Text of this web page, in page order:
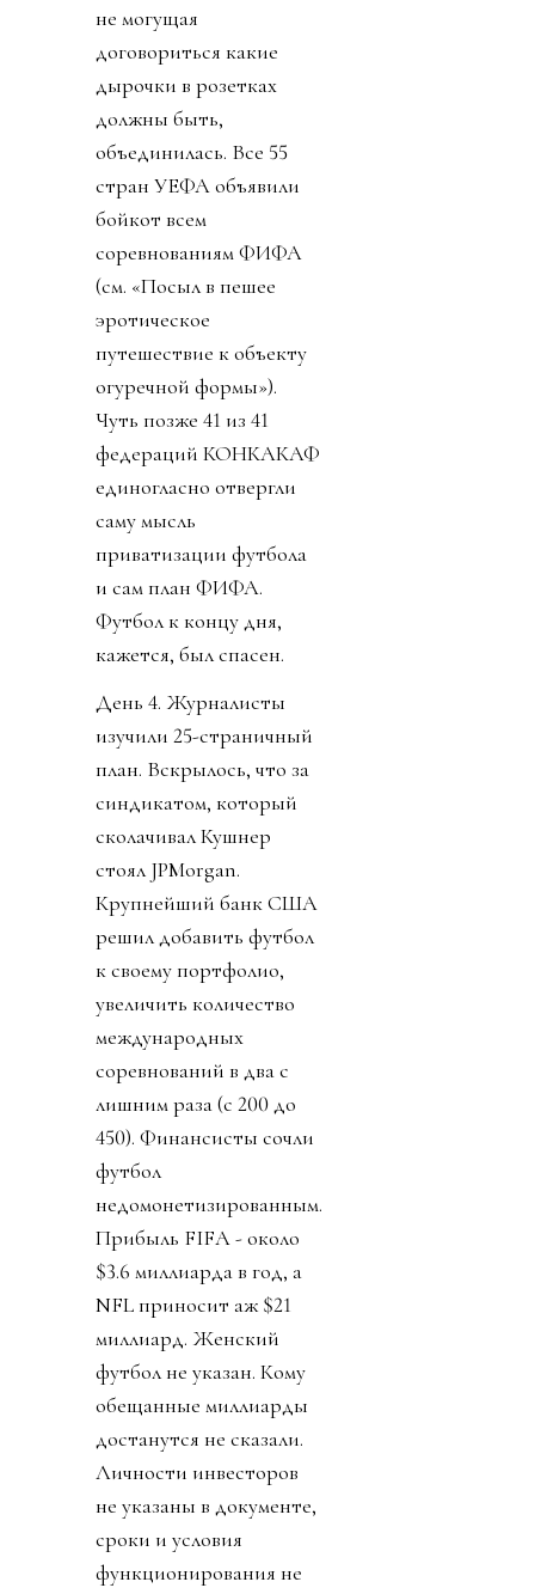
не могущая
договориться какие
дырочки в розетках
должны быть,
объединилась. Все 55
стран УЕФА объявили
бойкот всем
соревнованиям ФИФА
(см. «Посыл в пешее
эротическое
путешествие к объекту
огуречной формы»).
Чуть позже 41 из 41
федераций КОНКАКАФ
единогласно отвергли
саму мысль
приватизации футбола
и сам план ФИФА.
Футбол к концу дня,
кажется, был спасен.
День 4. Журналисты
изучили 25-страничный
план. Вскрылось, что за
синдикатом, который
сколачивал Кушнер
стоял JPMorgan.
Крупнейший банк США
решил добавить футбол
к своему портфолио,
увеличить количество
международных
соревнований в два с
лишним раза (с 200 до
450). Финансисты сочли
футбол
недомонетизированным.
Прибыль FIFA - около
$3.6 миллиарда в год, а
NFL приносит аж $21
миллиард. Женский
футбол не указан. Кому
обещанные миллиарды
достанутся не сказали.
Личности инвесторов
не указаны в документе,
сроки и условия
функционирования не